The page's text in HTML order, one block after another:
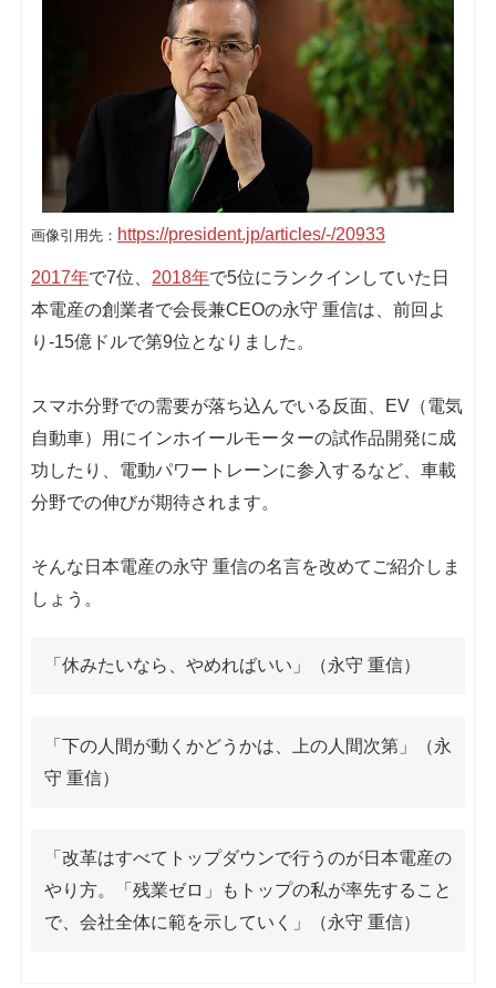
画像引用先： https://president.jp/articles/-/20933
2017年で7位、 2018年で5位にランクインしていた日
本電産の創業者で会長兼CEOの永守 重信は、前回よ
り-15億ドルで第9位となりました。
スマホ分野での需要が落ち込んでいる反面、EV（電気
自動車）用にインホイールモーターの試作品開発に成
功したり、電動パワートレーンに参入するなど、車載
分野での伸びが期待されます。
そんな日本電産の永守 重信の名言を改めてご紹介しま
しょう。
「休みたいなら、やめればいい」（永守 重信）
「下の人間が動くかどうかは、上の人間次第」（永
守 重信）
「改革はすべてトップダウンで行うのが日本電産の
やり方。「残業ゼロ」もトップの私が率先すること
で、会社全体に範を示していく」（永守 重信）